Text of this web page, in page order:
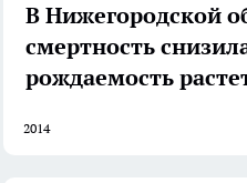
В Нижегородской
смертность
рождаемость
2014